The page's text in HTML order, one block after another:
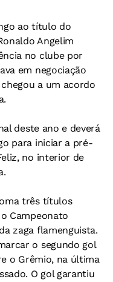
ao título do
Angelim
no clube por
em negociação
a um acordo
deste ano e deverá
para iniciar a pré-
no interior de
três títulos
Campeonato
zaga flamenguista.
o segundo gol
o Grêmio, na última
O gol garantiu